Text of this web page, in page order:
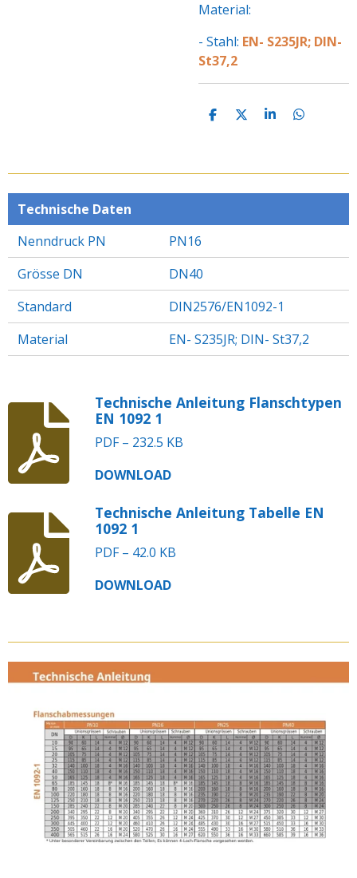
Material:
- Stahl: EN- S235JR; DIN-
St37,2
T
E
T
E
T
E
T
E
Technische Daten
Nenndruck PN
PN16
Grösse DN
DN40
Standard
DIN2576/EN1092-1
Material
EN- S235JR; DIN- St37,2
Technische Anleitung Flanschtypen
EN 1092 1
PDF – 232.5 KB
DOWNLOAD
Technische Anleitung Tabelle EN
1092 1
PDF – 42.0 KB
DOWNLOAD